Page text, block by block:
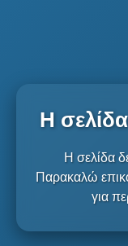
Η σελίδα
Η σελίδα
Παρακαλώ
για